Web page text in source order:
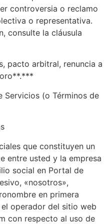
controversia o reclamo
o representativa.
consulte la cláusula
pacto arbitral, renuncia a
Servicios (o Términos de
que constituyen un
entre usted y la empresa
social en Portal de
«nosotros»,
en primera
operador del sitio web
con respecto al uso de